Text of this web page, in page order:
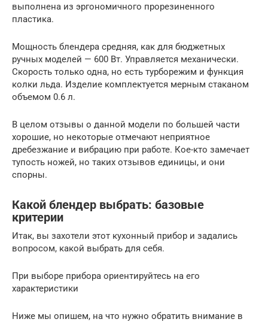
выполнена из эргономичного прорезиненного
пластика.
Мощность блендера средняя, как для бюджетных
ручных моделей — 600 Вт. Управляется механически.
Скорость только одна, но есть турборежим и функция
колки льда. Изделие комплектуется мерным стаканом
объемом 0.6 л.
В целом отзывы о данной модели по большей части
хорошие, но некоторые отмечают неприятное
дребезжание и вибрацию при работе. Кое-кто замечает
тупость ножей, но таких отзывов единицы, и они
спорны.
Какой блендер выбрать: базовые
критерии
Итак, вы захотели этот кухонный прибор и задались
вопросом, какой выбрать для себя.
При выборе прибора ориентируйтесь на его
характеристики
Ниже мы опишем, на что нужно обратить внимание в